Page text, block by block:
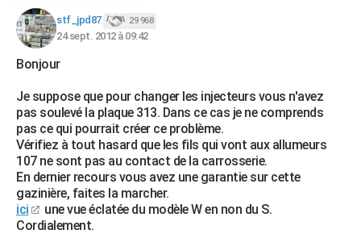
stf_jpd87 29 968
24 sept. 2012 à 09:42
Bonjour
Je suppose que pour changer les injecteurs vous n'avez
pas soulevé la plaque 313. Dans ce cas je ne comprends
pas ce qui pourrait créer ce problème.
Vérifiez à tout hasard que les fils qui vont aux allumeurs
107 ne sont pas au contact de la carrosserie.
En dernier recours vous avez une garantie sur cette
gazinière, faites la marcher.
ici
une vue éclatée du modèle W en non du S.
Cordialement.